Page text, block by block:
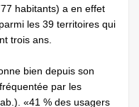
habitants) a en effet
les 39 territoires qui
trois ans.
bien depuis son
par les
«41 % des usagers